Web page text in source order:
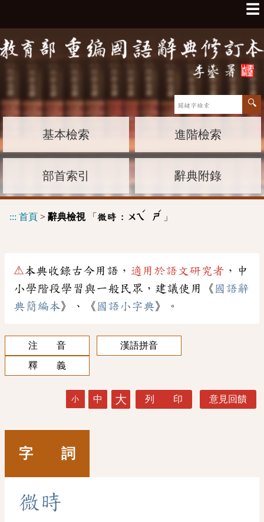
☰
基本檢索 進階檢索
部首索引 辭典附錄
::: 首頁 > 辭典檢視「 微時 : ㄨㄟ
ˊ
ㄕ
ˊ
」
⚠本典收錄古今用語， 適用於語文研究者 ，中
小學階段學習與一般民眾，建議使用《 國語辭
典簡編本》、《 國語小字典》。
注 音
漢語拼音
釋 義
小 中 大 列 印 意見回饋
字 詞
微 時